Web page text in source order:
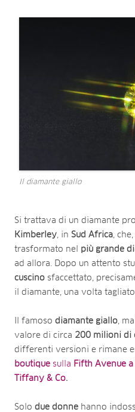
Il diamante giallo
Si trattava di un diamante
Kimberley , in Sud Africa ,
trasformato nel più grande
ad allora. Dopo un attento
cuscino sfaccettato,
il diamante, una volta
Il famoso diamante giallo ,
valore di circa 200 milioni di
differenti versioni e rimane
boutique sulla Fifth Avenue
Tiffany & Co.
Solo due donne hanno